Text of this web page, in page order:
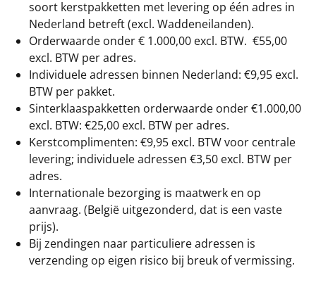
soort kerstpakketten met levering op één adres in
Nederland betreft (excl. Waddeneilanden).
Orderwaarde onder € 1.000,00 excl. BTW. €55,00
excl. BTW per adres.
Individuele adressen binnen Nederland: €9,95 excl.
BTW per pakket.
Sinterklaaspakketten orderwaarde onder €1.000,00
excl. BTW: €25,00 excl. BTW per adres.
Kerstcomplimenten: €9,95 excl. BTW voor centrale
levering; individuele adressen €3,50 excl. BTW per
adres.
Internationale bezorging is maatwerk en op
aanvraag. (België uitgezonderd, dat is een vaste
prijs).
Bij zendingen naar particuliere adressen is
verzending op eigen risico bij breuk of vermissing.